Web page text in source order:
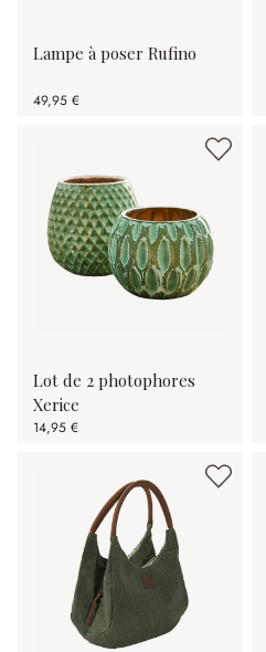
Lampe à poser Rufino
49,95 €
Lot de 2 photophores
Xerice
14,95 €